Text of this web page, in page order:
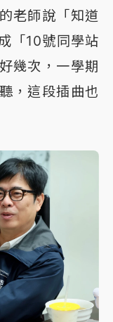
老師說「知道
「10號同學站
幾次，一學期
，這段插曲也